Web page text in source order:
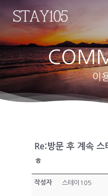
Hit enter to search or ESC
이
Re:방문 후 계속
ㅎ
작성자 스테이105